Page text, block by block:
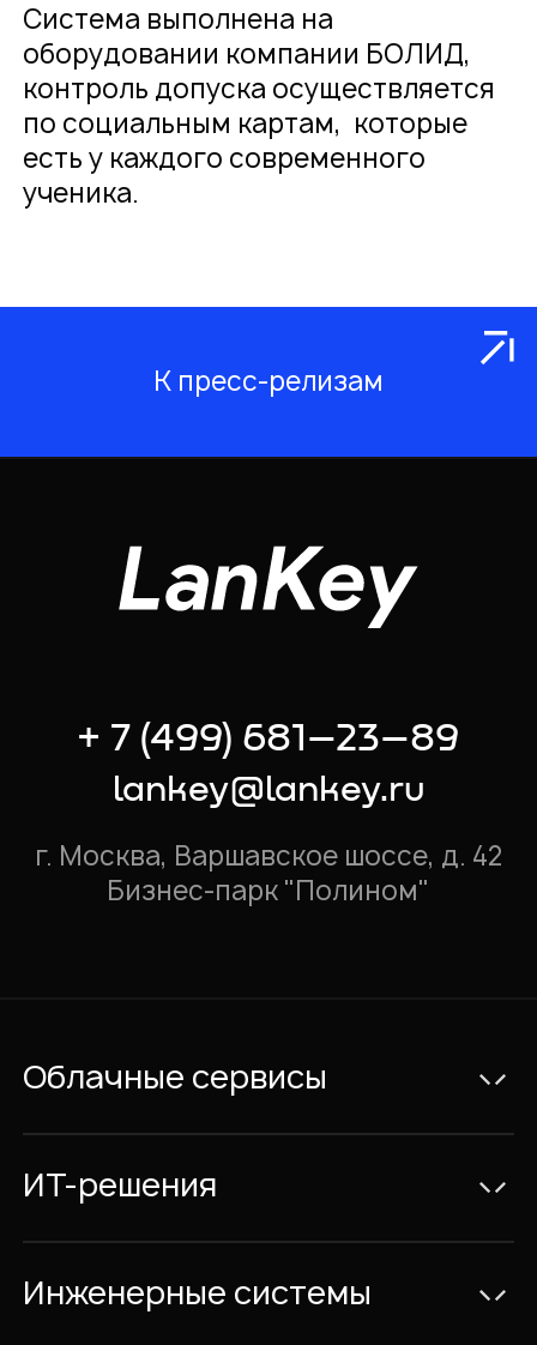
Система выполнена на
оборудовании компании БОЛИД,
контроль допуска осуществляется
по социальным картам, которые
есть у каждого современного
ученика.
К пресс-релизам
г. Москва, Варшавское шоссе, д. 42
Бизнес-парк "Полином"
+ 7 (499) 681–23–89
lankey@lankey.ru
Облачные сервисы
Видеоконференции и IP-телефония
России
ИТ-решения
ИТ-Проекты
Инженерные системы